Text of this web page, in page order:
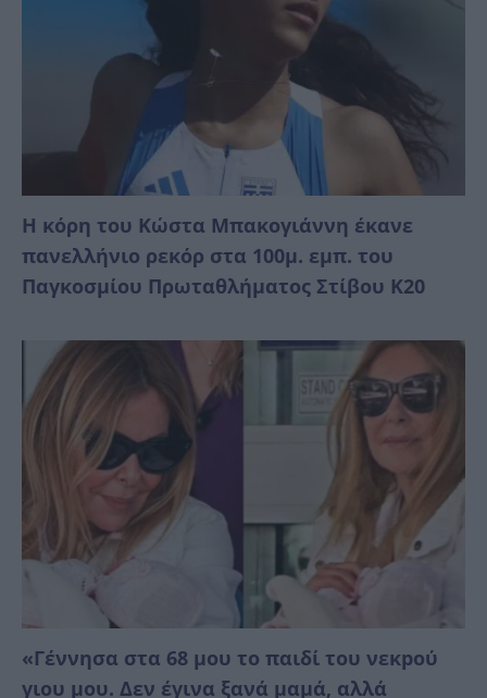
Η κόρη του Κώστα Μπακογιάννη έκανε
πανελλήνιο ρεκόρ στα 100μ. εμπ. του
Παγκοσμίου Πρωταθλήματος Στίβου Κ20
«Γέννησα στα 68 μου το παιδί του νεκpού
γιου μου. Δεν έγινα ξανά μαμά, αλλά